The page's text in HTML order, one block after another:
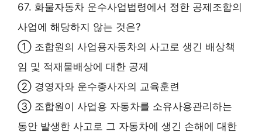
67. 화물자동차 운수사업법령에서 정한 공제조합의
사업에 해당하지 않는 것은?
① 조합원의 사업용자동차의 사고로 생긴 배상책
임 및 적재물배상에 대한 공제
② 경영자와 운수종사자의 교육훈련
③ 조합원이 사업용 자동차를 소유사용관리하는
동안 발생한 사고로 그 자동차에 생긴 손해에 대한